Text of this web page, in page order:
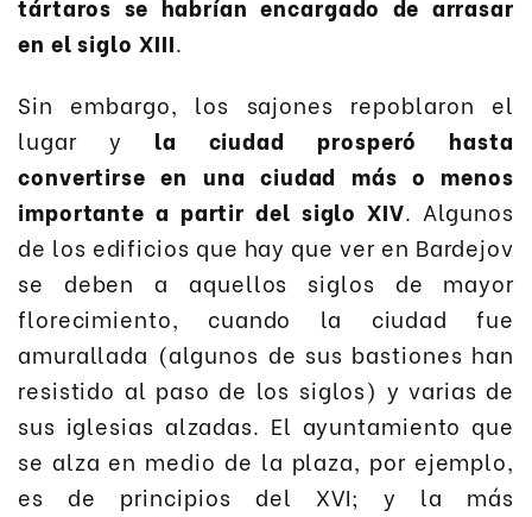
en el siglo XIII.
Sin embargo, los sajones repoblaron el
lugar y la ciudad prosperó hasta
convertirse en una ciudad más o menos
importante a partir del siglo XIV. Algunos
de los edificios que hay que ver en Bardejov
se deben a aquellos siglos de mayor
florecimiento, cuando la ciudad fue
amurallada (algunos de sus bastiones han
resistido al paso de los siglos) y varias de
sus iglesias alzadas. El ayuntamiento que
se alza en medio de la plaza, por ejemplo,
es de principios del XVI; y la más